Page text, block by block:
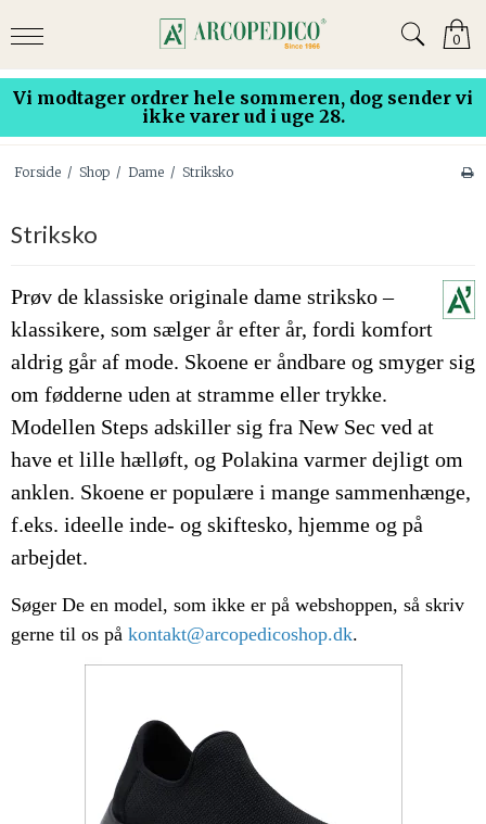
Vi modtager ordrer hele sommeren, dog sender vi
ikke varer ud i uge 28.
0
Forside / Shop / Dame / Striksko
Striksko
Prøv de klassiske originale dame striksko –
klassikere, som sælger år efter år, fordi komfort
aldrig går af mode. Skoene er åndbare og smyger sig
om fødderne uden at stramme eller trykke.
Modellen Steps adskiller sig fra New Sec ved at
have et lille hælløft, og Polakina varmer dejligt om
anklen. Skoene er populære i mange sammenhænge,
f.eks. ideelle inde- og skiftesko, hjemme og på
arbejdet.
Søger De en model, som ikke er på webshoppen, så skriv
gerne til os på kontakt@arcopedicoshop.dk.